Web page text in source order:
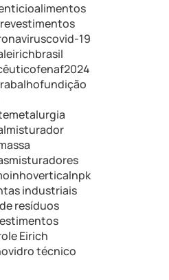
alimentos
covid-19
eirichbrasil
fenaf2024
fundição
metalurgia
misturador
misturadores
npk
industriais
resíduos
Eirich
vidro técnico